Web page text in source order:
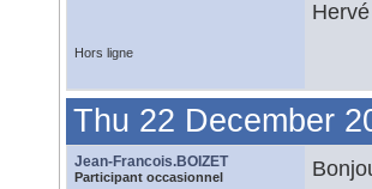
Hors ligne
Thu 22 December
Jean-Francois.BOIZET
Participant occasionnel